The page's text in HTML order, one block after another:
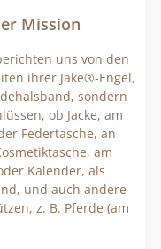
Mission
uns von den
ihrer Jake®-Engel,
sondern
ob Jacke, am
Federtasche, an
am
Kalender, als
und auch andere
z. B. Pferde (am